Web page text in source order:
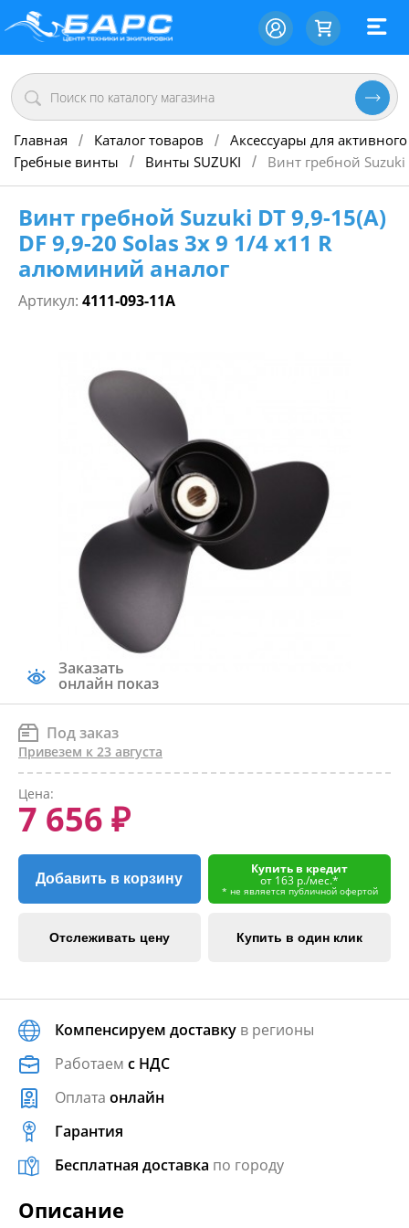
Главная / Каталог товаров / Аксессуары для
Гребные винты
/ Винты SUZUKI / Винт гребной
Винт гребной Suzuki DT 9,9-15(А)
DF 9,9-20 Solas 3х 9 1/4 х11 R
алюминий аналог
Артикул: 4111-093-11A
Заказать
онлайн показ
Под заказ
Привезем к 23 августа
Цена:
7 656 ₽
Добавить в корзину
Купить в кредит
от 163 р./мес.*
* не является публичной офертой
Отслеживать цену Купить в один клик
Компенсируем доставку в регионы
Работаем с НДС
Оплата онлайн
Гарантия
Бесплатная доставка по городу
Описание